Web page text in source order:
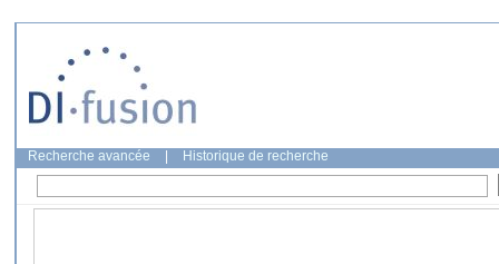
Recherche avancée Historique de recherche